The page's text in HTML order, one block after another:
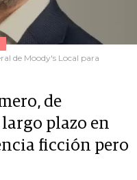
de Moody's Local para
de
plazo en
ficción pero